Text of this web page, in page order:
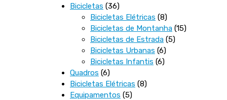
Bicicletas 3636
produtos
Bicicletas Elétricas 88
produtos
Bicicletas de Montanha 1515
Bicicletas de Estrada 55
Bicicletas Urbanas 66
produtos
Bicicletas Infantis 66
Quadros 66
produtos
Bicicletas Elétricas 88
Equipamentos 55